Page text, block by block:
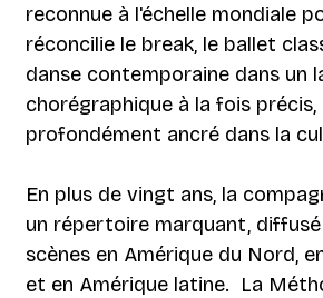
reconnue à l'échelle mondiale
réconcilie le break, le ballet
danse contemporaine dans un
chorégraphique à la fois
profondément ancré dans la
En plus de vingt ans, la
un répertoire marquant,
scènes en Amérique du Nord,
et en Amérique latine. La